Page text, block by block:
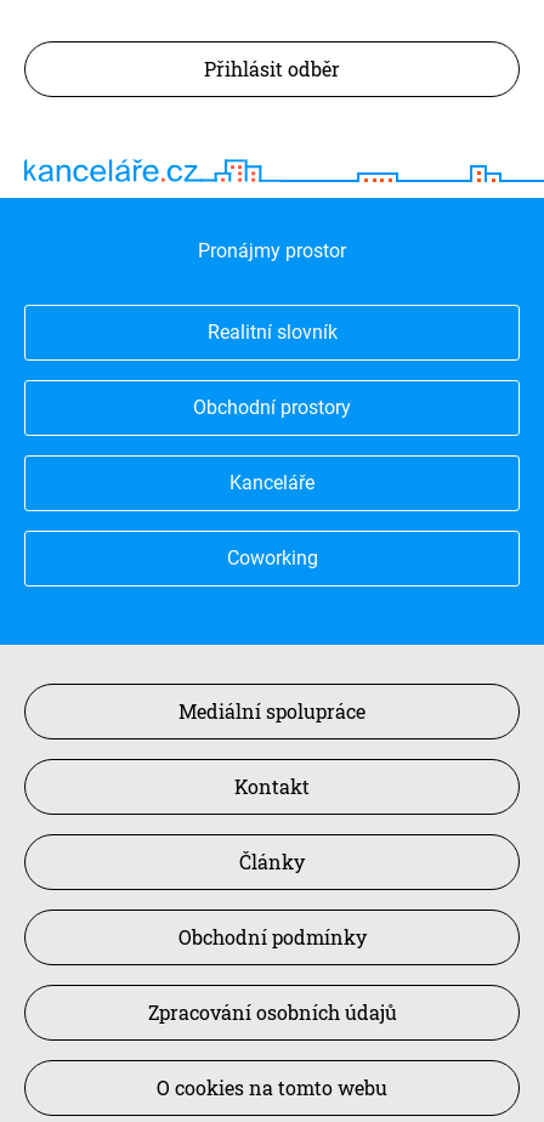
Přihlásit odběr
Pronájmy prostor
Realitní slovník
Obchodní prostory
Kanceláře
Coworking
Mediální spolupráce
Kontakt
Články
Obchodní podmínky
Zpracování osobních údajů
O cookies na tomto webu